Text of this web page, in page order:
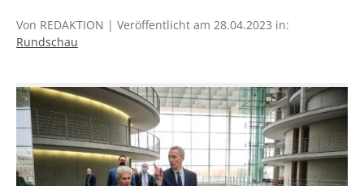
Von REDAKTION | Veröffentlicht am 28.04.2023 in:
Rundschau